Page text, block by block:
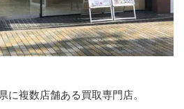
に複数店舗ある買取専門店。